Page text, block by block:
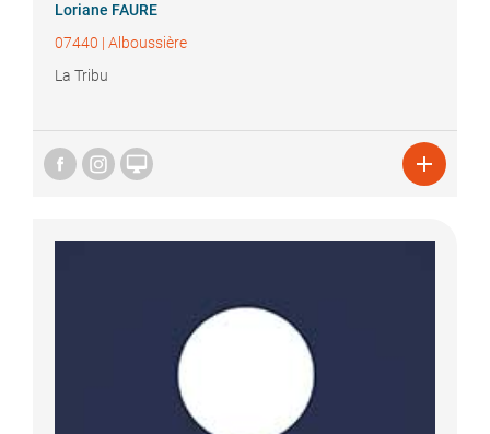
Loriane FAURE
07440 | Alboussière
La Tribu
 